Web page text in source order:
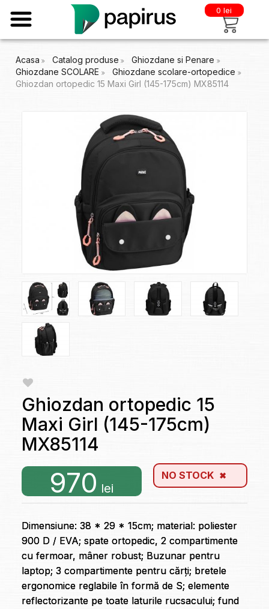
0 lei
Acasa Catalog produse
Ghiozdane si Penare
Ghiozdane SCOLARE
Ghiozdane scolare-ortopedice
Ghiozdan ortopedic 15 Maxi Girl (145-175cm) MX85114
Ghiozdan ortopedic 15
Maxi Girl (145-175cm)
MX85114
970 lei
NO STOCK
Dimensiune: 38 * 29 * 15cm; material: poliester
900 D / EVA; spate ortopedic, 2 compartimente
cu fermoar, mâner robust; Buzunar pentru
laptop; 3 compartimente pentru cărți; bretele
ergonomice reglabile în formă de S; elemente
reflectorizante pe toate laturile rucsacului; fund